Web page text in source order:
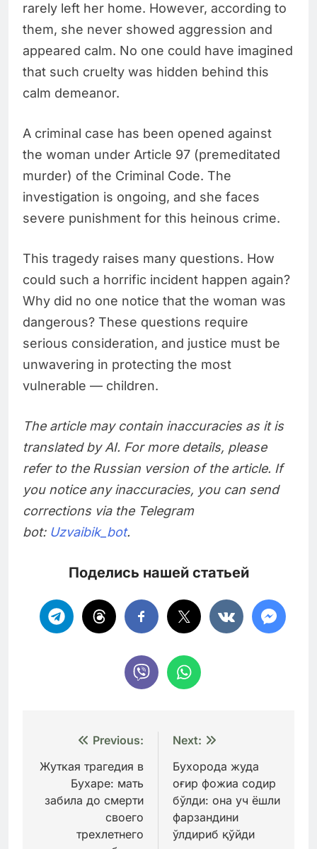
rarely left her home. However, according to
them, she never showed aggression and
appeared calm. No one could have imagined
that such cruelty was hidden behind this
calm demeanor.
A criminal case has been opened against
the woman under Article 97 (premeditated
murder) of the Criminal Code. The
investigation is ongoing, and she faces
severe punishment for this heinous crime.
This tragedy raises many questions. How
could such a horrific incident happen again?
Why did no one notice that the woman was
dangerous? These questions require
serious consideration, and justice must be
unwavering in protecting the most
vulnerable — children.
The article may contain inaccuracies as it is
translated by AI. For more details, please
refer to the Russian version of the article. If
you notice any inaccuracies, you can send
corrections via the Telegram
bot: Uzvaibik_bot.
Поделись нашей статьей
Навигация
по
записям
Previous:
Жуткая трагедия в
Бухаре: мать
забила до смерти
своего
трехлетнего
Next:
Бухорода жуда
оғир фожиа содир
бўлди: она уч ёшли
фарзандини
ўлдириб қўйди